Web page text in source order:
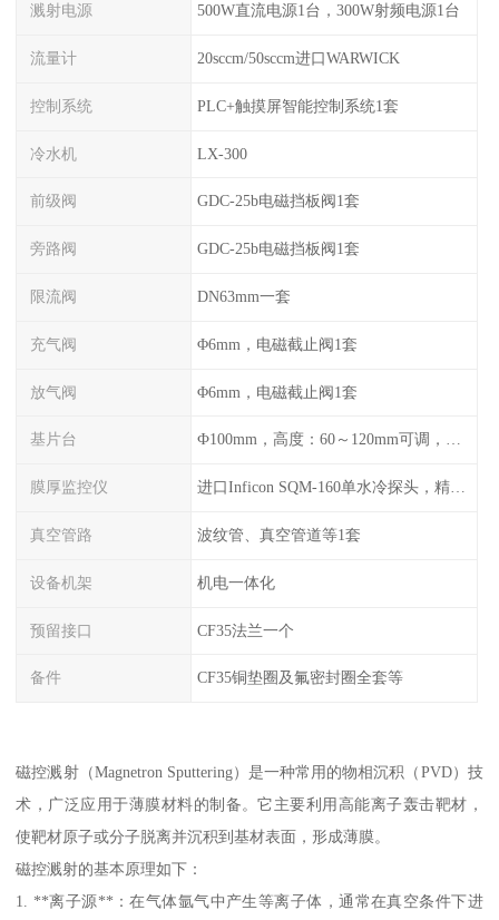
溅射电源 500W直流电源1台，300W射频电源1台
流量计 20sccm/50sccm进口WARWICK
控制系统 PLC+触摸屏智能控制系统1套
冷水机 LX-300
前级阀 GDC-25b电磁挡板阀1套
旁路阀 GDC-25b电磁挡板阀1套
限流阀 DN63mm一套
充气阀 Φ6mm，电磁截止阀1套
放气阀 Φ6mm，电磁截止阀1套
基片台 Ф100mm，高度：60～120mm可调，旋转：0-20r/min可调，可加热至300℃
膜厚监控仪 进口Inficon SQM-160单水冷探头，精度0.1Å（选配）
真空管路 波纹管、真空管道等1套
设备机架 机电一体化
预留接口 CF35法兰一个
备件 CF35铜垫圈及氟密封圈全套等
磁控溅射（Magnetron Sputtering）是一种常用的物相沉积（PVD）技
术，广泛应用于薄膜材料的制备。它主要利用高能离子轰击靶材，
使靶材原子或分子脱离并沉积到基材表面，形成薄膜。
磁控溅射的基本原理如下：
1. **离子源**：在气体氩气中产生等离子体，通常在真空条件下进